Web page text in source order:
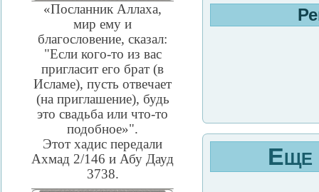
«Посланник Аллаха,
мир ему и
благословение, сказал:
"Если кого-то из вас
пригласит его брат (в
Исламе), пусть отвечает
(на приглашение), будь
это свадьба или что-то
подобное»".
Этот хадис передали
Ахмад 2/146 и Абу Дауд
3738.
Еще